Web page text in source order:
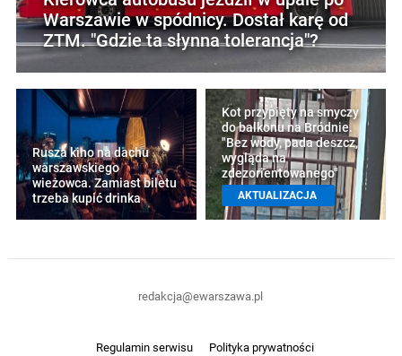
Warszawie w spódnicy. Dostał karę od
ZTM. "Gdzie ta słynna tolerancja"?
Rusza kino na dachu
warszawskiego
wieżowca. Zamiast biletu
trzeba kupić drinka
Kot przypięty na smyczy
do balkonu na Bródnie.
"Bez wody, pada deszcz,
wygląda na
zdezorientowanego"
AKTUALIZACJA
Regulamin serwisu Polityka prywatności
redakcja@ewarszawa.pl